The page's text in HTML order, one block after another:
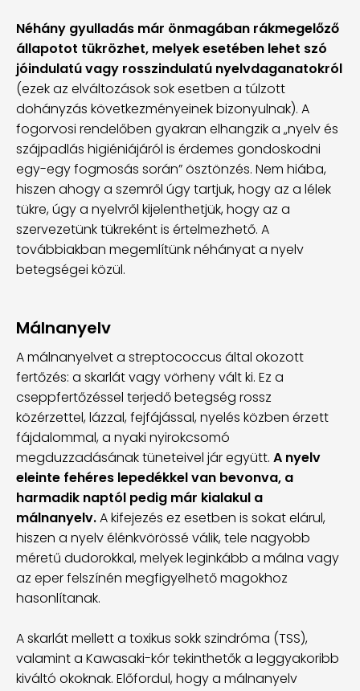
Néhány gyulladás már önmagában rákmegelőző
állapotot tükrözhet, melyek esetében lehet szó
jóindulatú vagy rosszindulatú nyelvdaganatokról
(ezek az elváltozások sok esetben a túlzott
dohányzás következményeinek bizonyulnak). A
fogorvosi rendelőben gyakran elhangzik a „nyelv és
szájpadlás higiéniájáról is érdemes gondoskodni
egy-egy fogmosás során” ösztönzés. Nem hiába,
hiszen ahogy a szemről úgy tartjuk, hogy az a lélek
tükre, úgy a nyelvről kijelenthetjük, hogy az a
szervezetünk tükreként is értelmezhető. A
továbbiakban megemlítünk néhányat a nyelv
betegségei közül.
Málnanyelv
A málnanyelvet a streptococcus által okozott
fertőzés: a skarlát vagy vörheny vált ki. Ez a
cseppfertőzéssel terjedő betegség rossz
közérzettel, lázzal, fejfájással, nyelés közben érzett
fájdalommal, a nyaki nyirokcsomó
megduzzadásának tüneteivel jár együtt. A nyelv
eleinte fehéres lepedékkel van bevonva, a
harmadik naptól pedig már kialakul a
málnanyelv.A kifejezés ez esetben is sokat elárul,
hiszen a nyelv élénkvörössé válik, tele nagyobb
méretű dudorokkal, melyek leginkább a málna vagy
az eper felszínén megfigyelhető magokhoz
hasonlítanak.
A skarlát mellett a toxikus sokk szindróma (TSS),
valamint a Kawasaki-kór tekinthetők a leggyakoribb
kiváltó okoknak. Előfordul, hogy a málnanyelv